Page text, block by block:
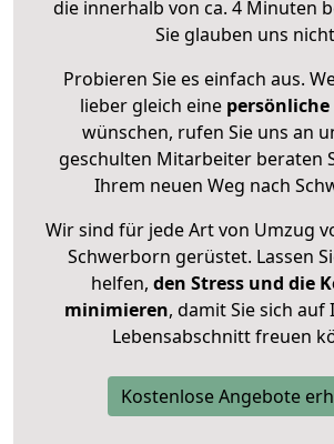
die innerhalb von ca. 4 Minuten
Sie glauben uns
Probieren Sie es einfach aus.
lieber gleich eine
wünschen, rufen Sie uns an
geschulten Mitarbeiter beraten
Ihrem neuen Weg nach
Wir sind für jede Art von Umzug
Schwerborn gerüstet. Lassen
helfen, den Stress und die
minimieren, damit Sie sich auf
Lebensabschnitt freuen
Kostenlose Angebote